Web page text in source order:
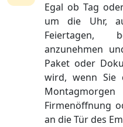
Egal ob Tag
um die Uhr,
Feiertagen,
anzunehmen
Paket oder
wird, wenn Sie
Firmenöffnung
an die Tür des